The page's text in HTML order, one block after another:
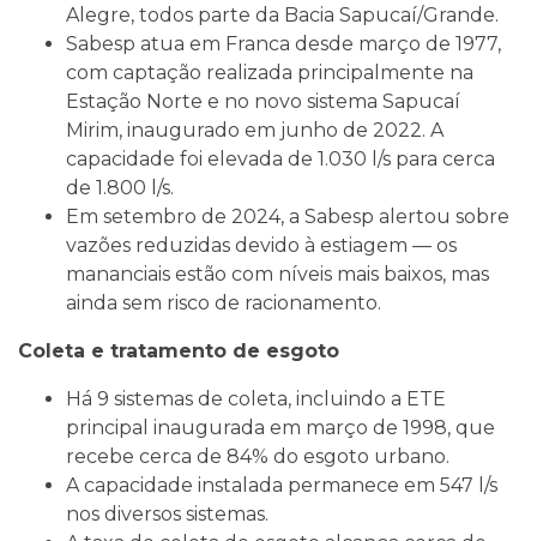
Alegre, todos parte da Bacia Sapucaí/Grande.
Sabesp atua em Franca desde março de 1977,
com captação realizada principalmente na
Estação Norte e no novo sistema Sapucaí
Mirim, inaugurado em junho de 2022. A
capacidade foi elevada de 1.030 l/s para cerca
de 1.800 l/s.
Em setembro de 2024, a Sabesp alertou sobre
vazões reduzidas devido à estiagem — os
mananciais estão com níveis mais baixos, mas
ainda sem risco de racionamento.
Coleta e tratamento de esgoto
Há 9 sistemas de coleta, incluindo a ETE
principal inaugurada em março de 1998, que
recebe cerca de 84% do esgoto urbano.
A capacidade instalada permanece em 547 l/s
nos diversos sistemas.